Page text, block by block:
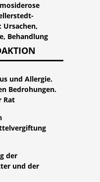
Ursachen,
Behandlung
und Allergie.
Bedrohungen.
Rat
der
und der